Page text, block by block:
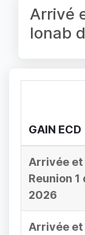
Arrivé
lonab
GAIN ECD
Arrivée et
Reunion
2026
Arrivée et